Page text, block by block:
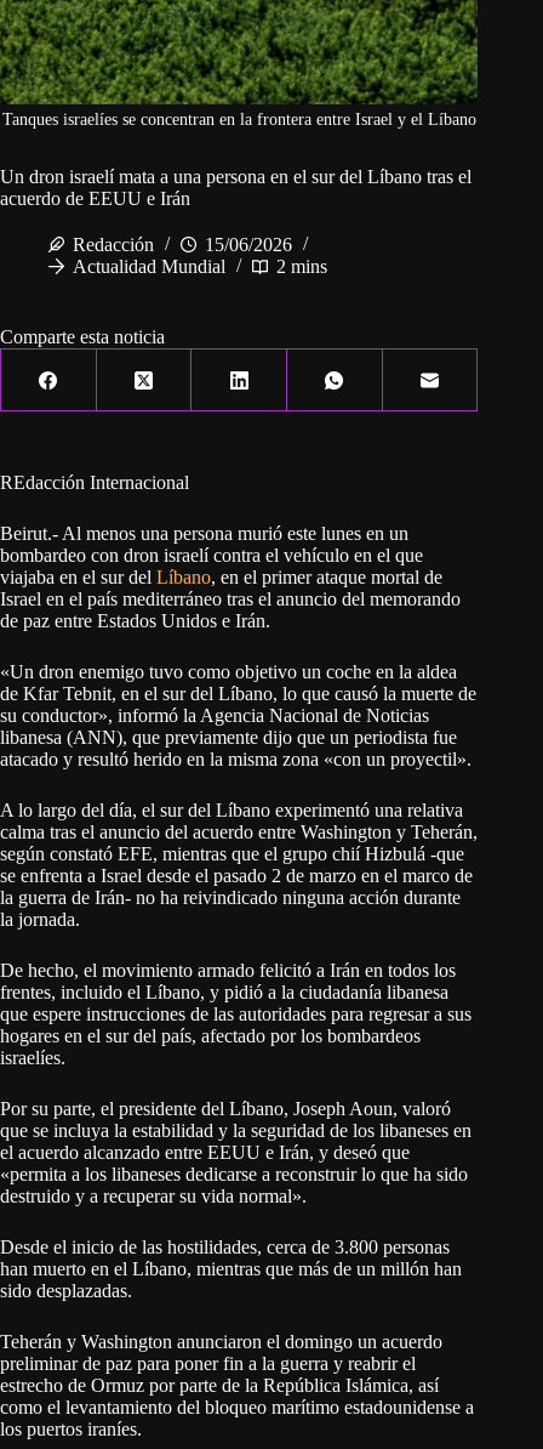
Tanques israelíes se concentran en la frontera entre Israel y el Líbano
Un dron israelí mata a una persona en el sur del Líbano tras el
acuerdo de EEUU e Irán
Redacción
15/06/2026
Actualidad Mundial
2 mins
Comparte esta noticia
REdacción Internacional
Beirut.- Al menos una persona murió este lunes en un
bombardeo con dron israelí contra el vehículo en el que
viajaba en el sur del Líbano, en el primer ataque mortal de
Israel en el país mediterráneo tras el anuncio del memorando
de paz entre Estados Unidos e Irán.
«Un dron enemigo tuvo como objetivo un coche en la aldea
de Kfar Tebnit, en el sur del Líbano, lo que causó la muerte de
su conductor», informó la Agencia Nacional de Noticias
libanesa (ANN), que previamente dijo que un periodista fue
atacado y resultó herido en la misma zona «con un proyectil».
A lo largo del día, el sur del Líbano experimentó una relativa
calma tras el anuncio del acuerdo entre Washington y Teherán,
según constató EFE, mientras que el grupo chií Hizbulá -que
se enfrenta a Israel desde el pasado 2 de marzo en el marco de
la guerra de Irán- no ha reivindicado ninguna acción durante
la jornada.
De hecho, el movimiento armado felicitó a Irán en todos los
frentes, incluido el Líbano, y pidió a la ciudadanía libanesa
que espere instrucciones de las autoridades para regresar a sus
hogares en el sur del país, afectado por los bombardeos
israelíes.
Por su parte, el presidente del Líbano, Joseph Aoun, valoró
que se incluya la estabilidad y la seguridad de los libaneses en
el acuerdo alcanzado entre EEUU e Irán, y deseó que
«permita a los libaneses dedicarse a reconstruir lo que ha sido
destruido y a recuperar su vida normal».
Desde el inicio de las hostilidades, cerca de 3.800 personas
han muerto en el Líbano, mientras que más de un millón han
sido desplazadas.
Teherán y Washington anunciaron el domingo un acuerdo
preliminar de paz para poner fin a la guerra y reabrir el
estrecho de Ormuz por parte de la República Islámica, así
como el levantamiento del bloqueo marítimo estadounidense a
los puertos iraníes.